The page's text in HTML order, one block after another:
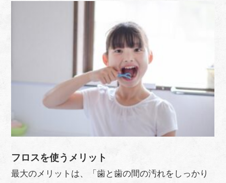
フロスを使うメリット
最大のメリットは、「歯と歯の間の汚れをしっかり